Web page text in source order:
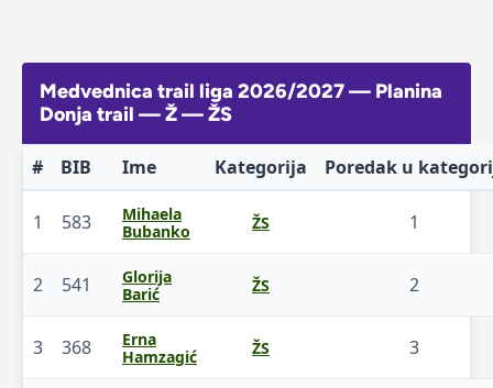
Medvednica trail liga 2026/2027 — Planina
Donja trail — Ž — ŽS
# BIB Ime Kategorija Poredak u
1 583
Mihaela
Bubanko
ŽS 1
2 541
Glorija
Barić
ŽS 2
3 368
Erna
Hamzagić
ŽS 3